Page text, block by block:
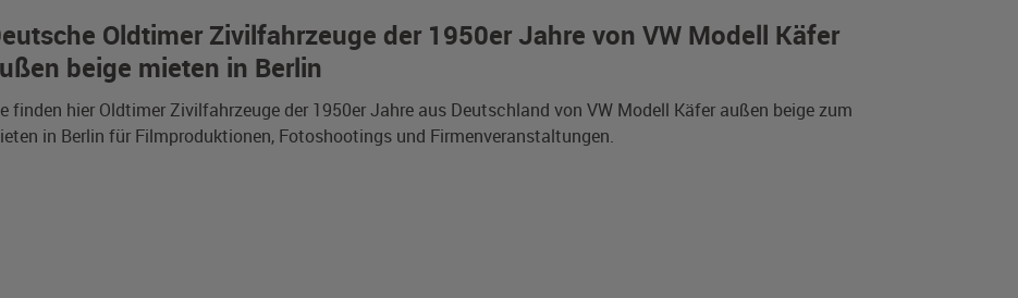
Oldtimer Zivilfahrzeuge der 1950er Jahre von VW Modell Käfer
beige mieten in Berlin
finden hier Oldtimer Zivilfahrzeuge der 1950er Jahre aus Deutschland von VW Modell Käfer außen beige zum
in Berlin für Filmproduktionen, Fotoshootings und Firmenveranstaltungen.